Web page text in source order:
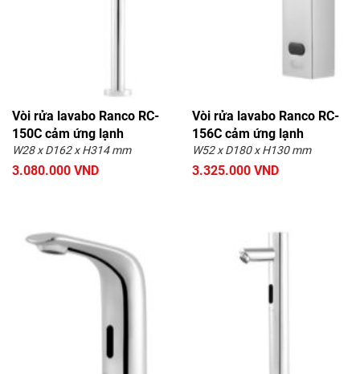
Vòi rửa lavabo Ranco RC-
150C cảm ứng lạnh
W28 x D162 x H314 mm
3.080.000 VND
Vòi rửa lavabo Ranco RC-
156C cảm ứng lạnh
W52 x D180 x H130 mm
3.325.000 VND